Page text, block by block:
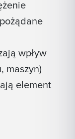
wpływ
maszyn)
element